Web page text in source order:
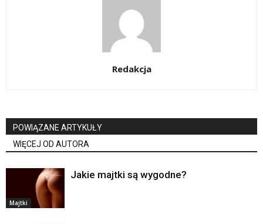
Redakcja
POWIĄZANE ARTYKUŁY
WIĘCEJ OD AUTORA
Majtki
Jakie majtki są wygodne?